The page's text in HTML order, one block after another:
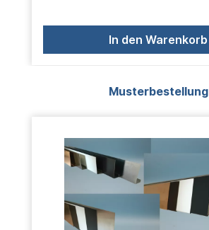
In den Warenkorb
Produktgalerie überspringen
Musterbestellung